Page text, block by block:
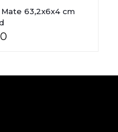
63,2x6x4 cm